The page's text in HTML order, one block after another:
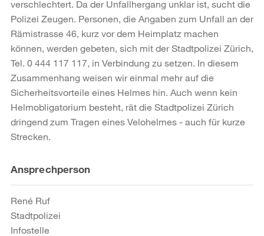
verschlechtert. Da der Unfallhergang unklar ist, sucht die
Polizei Zeugen. Personen, die Angaben zum Unfall an der
Rämistrasse 46, kurz vor dem Heimplatz machen
können, werden gebeten, sich mit der Stadtpolizei Zürich,
Tel. 0 444 117 117, in Verbindung zu setzen. In diesem
Zusammenhang weisen wir einmal mehr auf die
Sicherheitsvorteile eines Helmes hin. Auch wenn kein
Helmobligatorium besteht, rät die Stadtpolizei Zürich
dringend zum Tragen eines Velohelmes - auch für kurze
Strecken.
Weitere
Informationen
Ansprechperson
René Ruf
Stadtpolizei
Infostelle